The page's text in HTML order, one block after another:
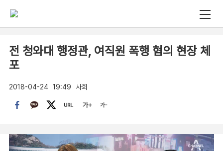
전 청와대 행정관, 여직원 폭행 혐의 현장 체
포
2018-04-24 19:49 사회